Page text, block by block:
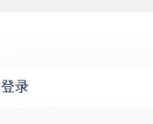
登录